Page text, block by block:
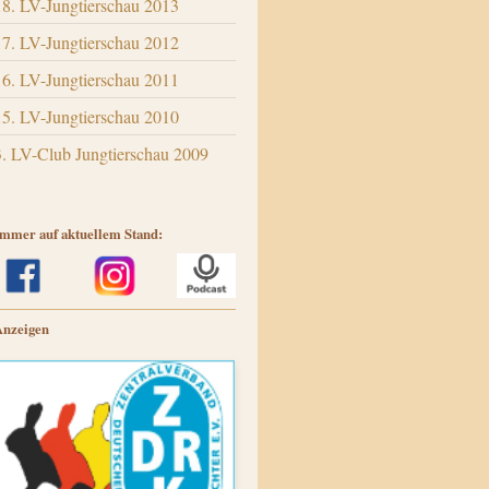
LV-Jungtierschau 2013
LV-Jungtierschau 2012
LV-Jungtierschau 2011
LV-Jungtierschau 2010
LV-Club Jungtierschau 2009
auf aktuellem Stand: